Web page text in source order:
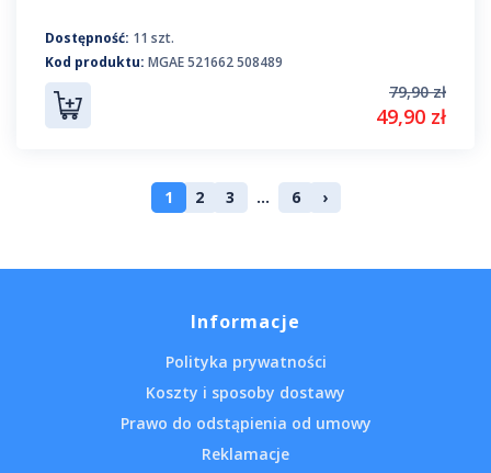
Dostępność: 11 szt.
Kod produktu: MGAE 521662 508489
79,90 zł
49,90 zł
1 2 3 ... 6 ›
Informacje
Polityka prywatności
Koszty i sposoby dostawy
Prawo do odstąpienia od umowy
Reklamacje